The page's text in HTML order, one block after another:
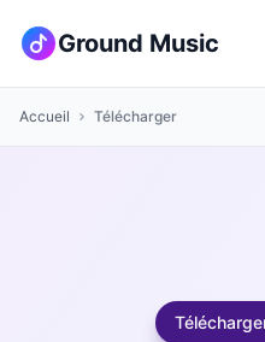
Ground Music
Accueil Télécharger